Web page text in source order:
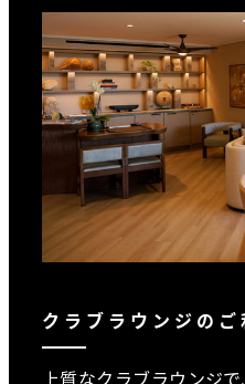
クラブラウンジのご